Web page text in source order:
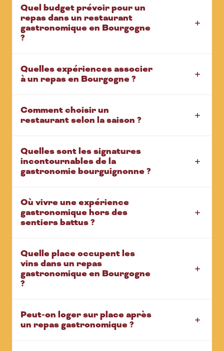
Quel budget prévoir pour un
repas dans un restaurant
gastronomique en Bourgogne
?
Quelles expériences associer
à un repas en Bourgogne ?
Comment choisir un
restaurant selon la saison ?
Quelles sont les signatures
incontournables de la
gastronomie bourguignonne ?
Où vivre une expérience
gastronomique hors des
sentiers battus ?
Quelle place occupent les
vins dans un repas
gastronomique en Bourgogne
?
Peut-on loger sur place après
un repas gastronomique ?